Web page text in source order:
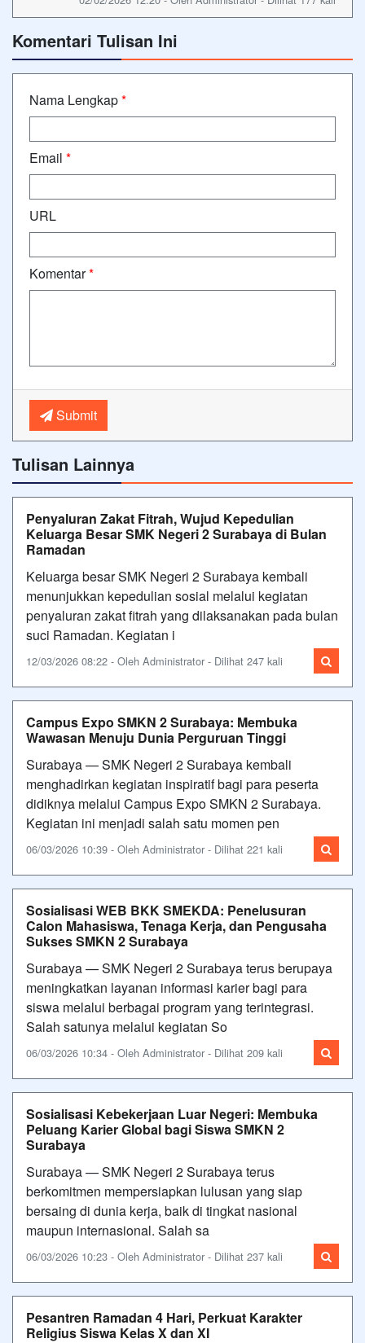
Komentari Tulisan Ini
Nama Lengkap*
Email *
URL
Komentar*
Submit
Tulisan Lainnya
Penyaluran Zakat Fitrah, Wujud Kepedulian
Keluarga Besar SMK Negeri 2 Surabaya di Bulan
Ramadan
Keluarga besar SMK Negeri 2 Surabaya kembali
menunjukkan kepedulian sosial melalui kegiatan
penyaluran zakat fitrah yang dilaksanakan pada bulan
suci Ramadan. Kegiatan i
12/03/2026 08:22 - Oleh Administrator - Dilihat 247 kali
Campus Expo SMKN 2 Surabaya: Membuka
Wawasan Menuju Dunia Perguruan Tinggi
Surabaya — SMK Negeri 2 Surabaya kembali
menghadirkan kegiatan inspiratif bagi para peserta
didiknya melalui Campus Expo SMKN 2 Surabaya.
Kegiatan ini menjadi salah satu momen pen
06/03/2026 10:39 - Oleh Administrator - Dilihat 221 kali
Sosialisasi WEB BKK SMEKDA: Penelusuran
Calon Mahasiswa, Tenaga Kerja, dan Pengusaha
Sukses SMKN 2 Surabaya
Surabaya — SMK Negeri 2 Surabaya terus berupaya
meningkatkan layanan informasi karier bagi para
siswa melalui berbagai program yang terintegrasi.
Salah satunya melalui kegiatan So
06/03/2026 10:34 - Oleh Administrator - Dilihat 209 kali
Sosialisasi Kebekerjaan Luar Negeri: Membuka
Peluang Karier Global bagi Siswa SMKN 2
Surabaya
Surabaya — SMK Negeri 2 Surabaya terus
berkomitmen mempersiapkan lulusan yang siap
bersaing di dunia kerja, baik di tingkat nasional
maupun internasional. Salah sa
06/03/2026 10:23 - Oleh Administrator - Dilihat 237 kali
Pesantren Ramadan 4 Hari, Perkuat Karakter
Religius Siswa Kelas X dan XI